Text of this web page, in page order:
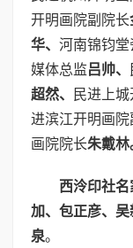
开明画院副院长
华、 河南锦钧堂
媒体总监吕帅、
超然、
民进上
进滨江开明画
画院院长朱戴林
西泠印社
加、包正彦、
泉。